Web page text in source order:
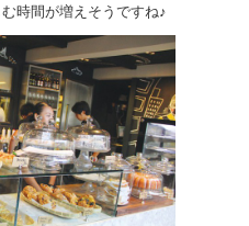
時間が増えそうですね♪